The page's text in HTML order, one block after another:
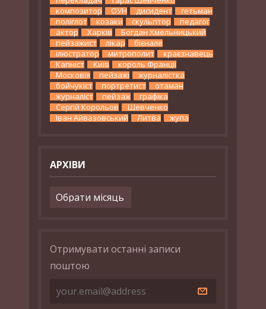
композитор
ОУН дисидент
гетьман
поліглот
козаки скульптор
педагог
актор
Харків
Богдан Хмельницький
пейзажист
лікар
бієнале
ілюстратор
митрополит
краєзнавець
Капніст
Київ
король Франції
Московія
пейзажі
журналістка
бойчукіст
портретист
отаман
журналіст
пейзаж
графіка
Сергій Корольов
Шевченко
Іван Айвазовський
Литва жупа
АРХІВИ
Архіви
Отримувати останні записи
поштою